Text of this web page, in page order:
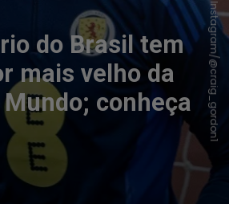
do Brasil tem
mais velho da
Mundo; conheça Instagram/@craig_gordon1